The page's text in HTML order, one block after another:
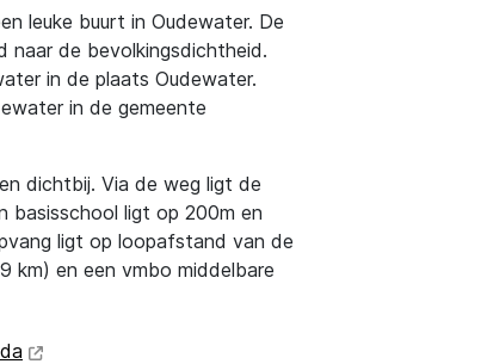
leuke buurt in Oudewater. De
naar de bevolkingsdichtheid.
in de plaats Oudewater.
in de gemeente
dichtbij. Via de weg ligt de
basisschool ligt op 200m en
ligt op loopafstand van de
km) en een vmbo middelbare